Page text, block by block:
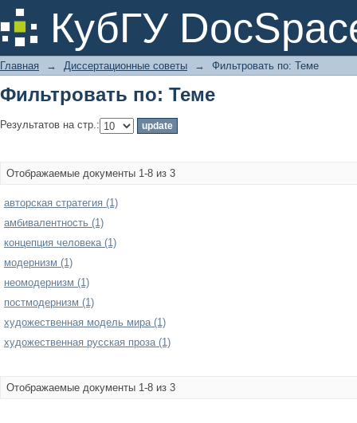
КубГУ
Фильтровать по: Теме
Главная → Диссертационные советы → Фильтровать по: Теме
Фильтровать по: Теме
Результатов на стр.:
Отображаемые документы 1-8 из 3
авторская стратегия (1)
амбивалентность (1)
концепция человека (1)
модернизм (1)
неомодернизм (1)
постмодернизм (1)
художественная модель мира (1)
художественная русская проза (1)
Отображаемые документы 1-8 из 3